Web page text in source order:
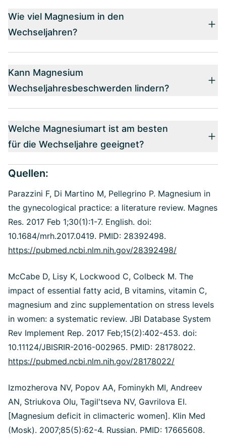
Wie viel Magnesium in den
Wechseljahren?
Kann Magnesium
Wechseljahresbeschwerden lindern?
Welche Magnesiumart ist am besten
für die Wechseljahre geeignet?
Quellen:
Parazzini F, Di Martino M, Pellegrino P. Magnesium in
the gynecological practice: a literature review. Magnes
Res. 2017 Feb 1;30(1):1-7. English. doi:
10.1684/mrh.2017.0419. PMID: 28392498.
https://pubmed.ncbi.nlm.nih.gov/28392498/
McCabe D, Lisy K, Lockwood C, Colbeck M. The
impact of essential fatty acid, B vitamins, vitamin C,
magnesium and zinc supplementation on stress levels
in women: a systematic review. JBI Database System
Rev Implement Rep. 2017 Feb;15(2):402-453. doi:
10.11124/JBISRIR-2016-002965. PMID: 28178022.
https://pubmed.ncbi.nlm.nih.gov/28178022/
Izmozherova NV, Popov AA, Fominykh MI, Andreev
AN, Striukova OIu, Tagil'tseva NV, Gavrilova EI.
[Magnesium deficit in climacteric women]. Klin Med
(Mosk). 2007;85(5):62-4. Russian. PMID: 17665608.